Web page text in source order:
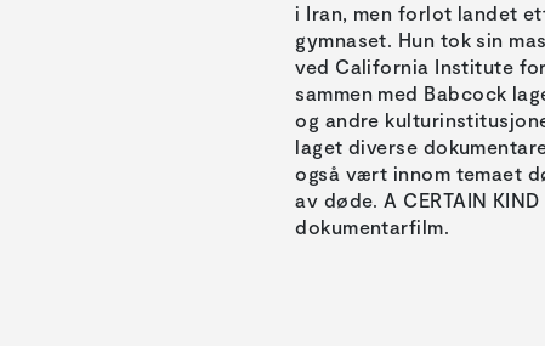
i Iran, men forlot landet
gymnaset. Hun tok sin
ved California Institute
sammen med Babcock
og andre
laget diverse
også vært innom temaet
av døde. A CERTAIN
dokumentarfilm.